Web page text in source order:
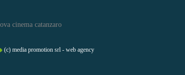
cinema catanzaro
(c) media promotion srl - web agency